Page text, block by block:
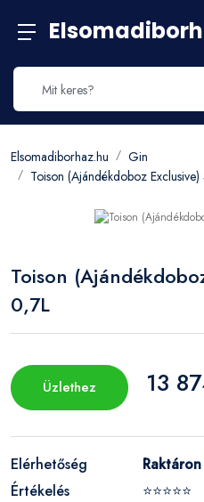
Elsomadiborhaz.hu
Gin
Toison (Ajándékdoboz
Toison
0,7L
Üzlethez 13
Elérhetőség
Raktáron
Értékelés
⭐⭐⭐⭐⭐